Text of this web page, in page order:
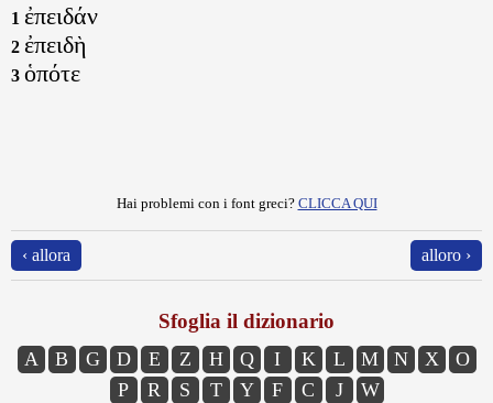
1 ἐπειδάν
2 ἐπειδὴ
3 ὁπότε
Hai problemi con i font greci? CLICCA QUI
‹ allora alloro ›
Sfoglia il dizionario
A B G D E Z H Q I K L M N X
O
P
R S T Y F C J W